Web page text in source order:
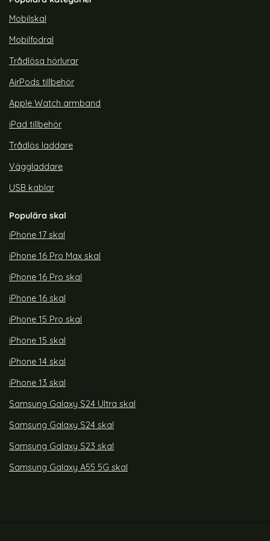
179 krtidigare pris
299 kr
Tillgänglighet:
Lagervara
Mobilskal
Mobilfodral
Trådlösa hörlurar
AirPods tillbehör
Apple Watch armband
iPad tillbehör
Trådlös laddare
Väggladdare
USB kablar
Populära skal
iPhone 17 skal
iPhone 16 Pro Max skal
iPhone 16 Pro skal
iPhone 16 skal
iPhone 15 Pro skal
iPhone 15 skal
iPhone 14 skal
iPhone 13 skal
Samsung Galaxy S24 Ultra skal
Samsung Galaxy S24 skal
Samsung Galaxy S23 skal
Samsung Galaxy A55 5G skal